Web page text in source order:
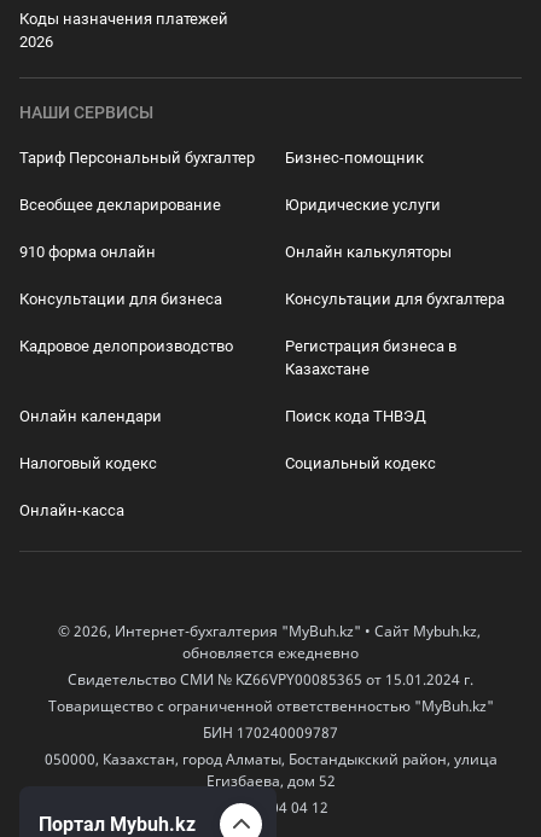
Коды назначения платежей
2026
НАШИ СЕРВИСЫ
Тариф Персональный бухгалтер Бизнес-помощник
Всеобщее декларирование Юридические услуги
910 форма онлайн Онлайн калькуляторы
Консультации для бизнеса Консультации для бухгалтера
Кадровое делопроизводство
Регистрация бизнеса в
Казахстане
Онлайн календари Поиск кода ТНВЭД
Налоговый кодекс Социальный кодекс
Онлайн-касса
© 2026, Интернет-бухгалтерия "MyBuh.kz" • Сайт Mybuh.kz,
обновляется ежедневно
Свидетельство СМИ № KZ66VPY00085365 от 15.01.2024 г.
Товарищество с ограниченной ответственностью "MyBuh.kz"
БИН 170240009787
050000, Казахстан, город Алматы, Бостандыкский район, улица
Егизбаева, дом 52
+7 777 504 04 12
Портал Mybuh.kz